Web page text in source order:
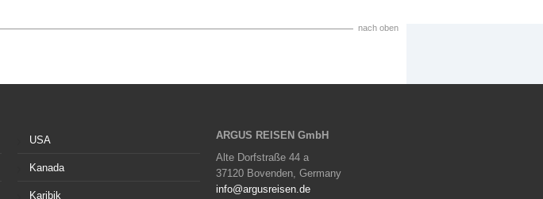
nach oben
USA
Kanada
Karibik
ARGUS REISEN GmbH
Alte Dorfstraße 44 a
37120 Bovenden, Germany
info@argusreisen.de